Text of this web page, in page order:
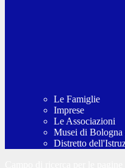
Le Famiglie
Imprese
Le Associazioni
Musei di Bologna
Distretto